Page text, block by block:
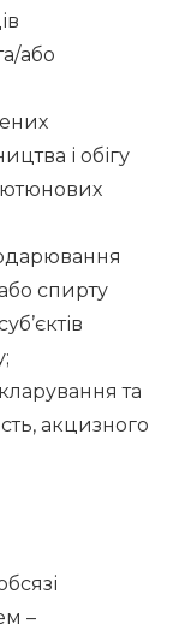
або
і обігу
спирту
та
акцизного
–